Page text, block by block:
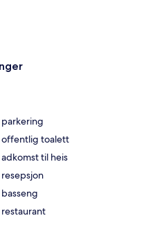
offentlig toalett
til heis